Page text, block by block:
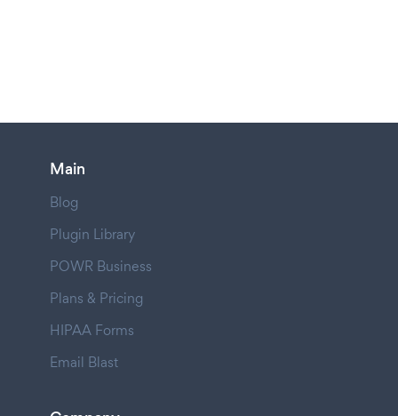
Main
Blog
Plugin Library
POWR Business
Plans & Pricing
HIPAA Forms
Email Blast